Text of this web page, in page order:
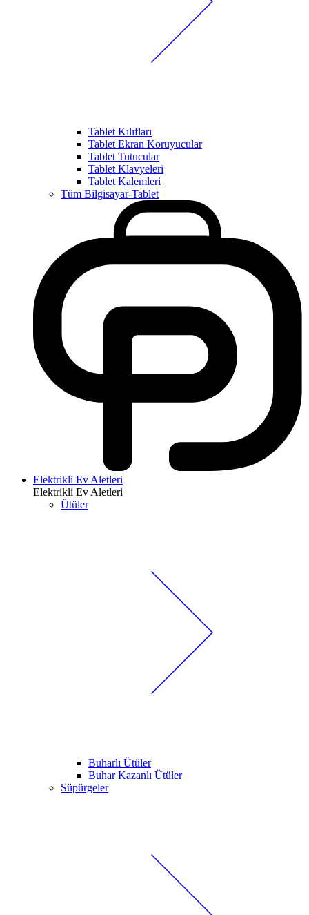
Tablet Kılıfları
Tablet Ekran Koruyucular
Tablet Tutucular
Tablet Klavyeleri
Tablet Kalemleri
Tüm Bilgisayar-Tablet
Elektrikli Ev Aletleri
Elektrikli Ev Aletleri
Ütüler
Buharlı Ütüler
Buhar Kazanlı Ütüler
Süpürgeler